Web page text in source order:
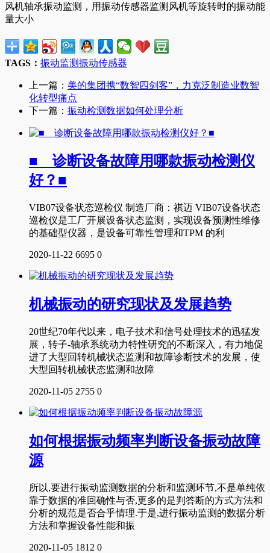
风机轴承振动监测，用振动传感器监测风机等旋转时的振动能
量大小
TAGS： 振动监测振动传感器
上一篇： 美的集团携“数智四剑客”，力克泛制造业数智
化转型痛点
下一篇： 振动检测数据如何处理分析
■ 诊断设备故障用哪款振动检测仪
好？■
VIB07设备状态巡检仪 制造厂商：祺迈 VIB07设备状态
巡检仪是工厂开展设备状态监测，实现设备预测性维修
的基础型仪器，是设备可靠性管理和TPM 的利
2020-11-22 6695 0
机械振动的研究现状及发展趋势
20世纪70年代以来，电子技术和信号处理技术的迅猛发
展，转子-轴承系统动力特性研究的不断深入，有力地促
进了大型回转机械状态监测和故障诊断技术的发展，使
大型回转机械状态监测和故障
2020-11-05 2755 0
如何根据振动频率判断设备振动故障
源
所以,要进行振动监测数据的分析和监测环节,不是单纯依
靠于数据的准回确性与否,更多的是判答断的方式方法和
分析的规范是否合乎情理.于是,进行振动监测的数据分析
方法和掌握设备性能和振
2020-11-05 1812 0